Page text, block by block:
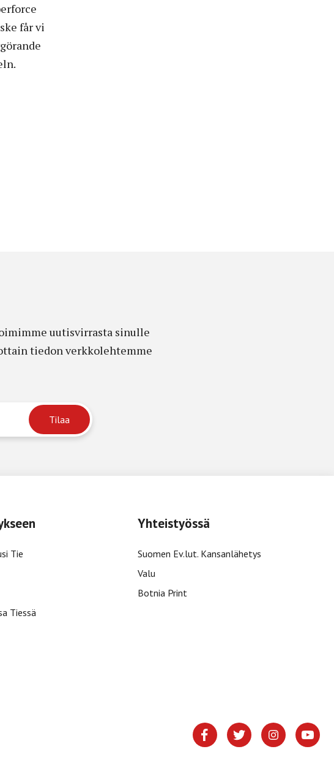
får vi
uutisvirrasta sinulle
tiedon verkkolehtemme
Tie
Tiessä
Yhteistyössä
Suomen Ev.lut. Kansanlähetys
Valu
Botnia Print